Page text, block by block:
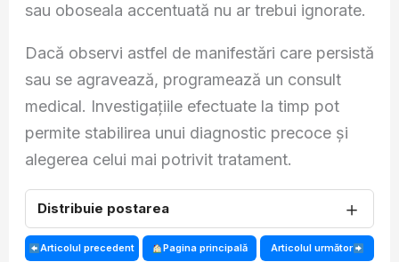
sau oboseala accentuată nu ar trebui ignorate.
Dacă observi astfel de manifestări care persistă
sau se agravează, programează un consult
medical. Investigațiile efectuate la timp pot
permite stabilirea unui diagnostic precoce și
alegerea celui mai potrivit tratament.
Distribuie postarea ＋
Articolul precedent Pagina principală Articolul următor